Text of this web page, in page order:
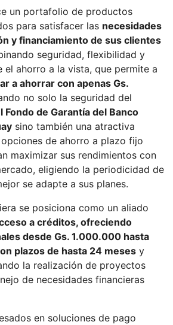
un portafolio de productos
para satisfacer las necesidades
y financiamiento de sus clientes
seguridad, flexibilidad y
el ahorro a la vista, que permite a
a ahorrar con apenas Gs.
no solo la seguridad del
Fondo de Garantía del Banco
sino también una atractiva
de ahorro a plazo fijo
maximizar sus rendimientos con
eligiendo la periodicidad de
se adapte a sus planes.
se posiciona como un aliado
a créditos, ofreciendo
desde Gs. 1.000.000 hasta
plazos de hasta 24 meses y
la realización de proyectos
de necesidades financieras
en soluciones de pago